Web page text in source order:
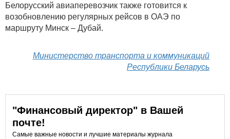
Белорусский авиаперевозчик также готовится к
возобновлению регулярных рейсов в ОАЭ по
маршруту Минск – Дубай.
Министерство транспорта и коммуникаций
Республики Беларусь
"Финансовый директор" в Вашей
почте!
Самые важные новости и лучшие материалы журнала